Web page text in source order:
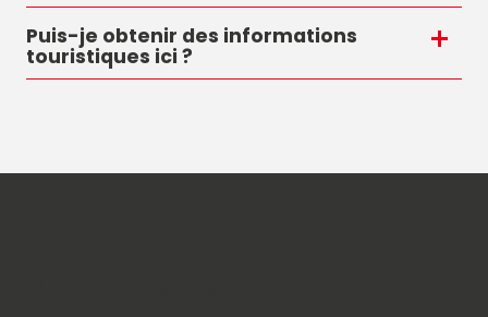
Puis-je obtenir des informations
touristiques ici ?